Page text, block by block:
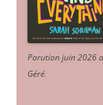
Parution juin 2026
Géré.